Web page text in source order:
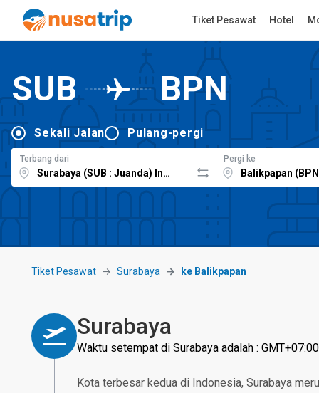
Tiket Pesawat Hotel
SUB BPN
Sekali Jalan Pulang-pergi
Terbang dari Pergi ke
Tiket Pesawat Surabaya ke Balikpapan
Surabaya
Waktu setempat di Surabaya adalah : GMT+07:00
Kota terbesar kedua di Indonesia, Surabaya